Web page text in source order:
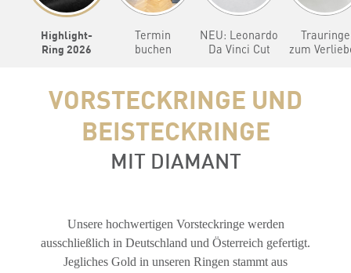
Highlight-
Ring 2026
Termin
buchen
NEU: Leonardo
Da Vinci Cut
Trauringe
zum
VORSTECKRINGE UND
BEISTECKRINGE
MIT DIAMANT
FILTER
Unsere hochwertigen Vorsteckringe werden
ausschließlich in Deutschland und Österreich gefertigt.
Jegliches Gold in unseren Ringen stammt aus